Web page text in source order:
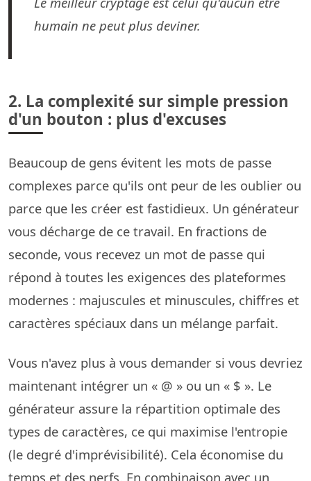
humain ne peut plus deviner.
2. La complexité sur simple pression
d'un bouton : plus d'excuses
Beaucoup de gens évitent les mots de passe
complexes parce qu'ils ont peur de les oublier ou
parce que les créer est fastidieux. Un générateur
vous décharge de ce travail. En fractions de
seconde, vous recevez un mot de passe qui
répond à toutes les exigences des plateformes
modernes : majuscules et minuscules, chiffres et
caractères spéciaux dans un mélange parfait.
Vous n'avez plus à vous demander si vous devriez
maintenant intégrer un « @ » ou un « $ ». Le
générateur assure la répartition optimale des
types de caractères, ce qui maximise l'entropie
(le degré d'imprévisibilité). Cela économise du
temps et des nerfs. En combinaison avec un